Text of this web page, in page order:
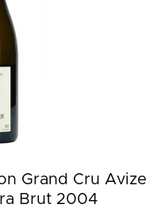
Grand Cru Avize
Brut 2004